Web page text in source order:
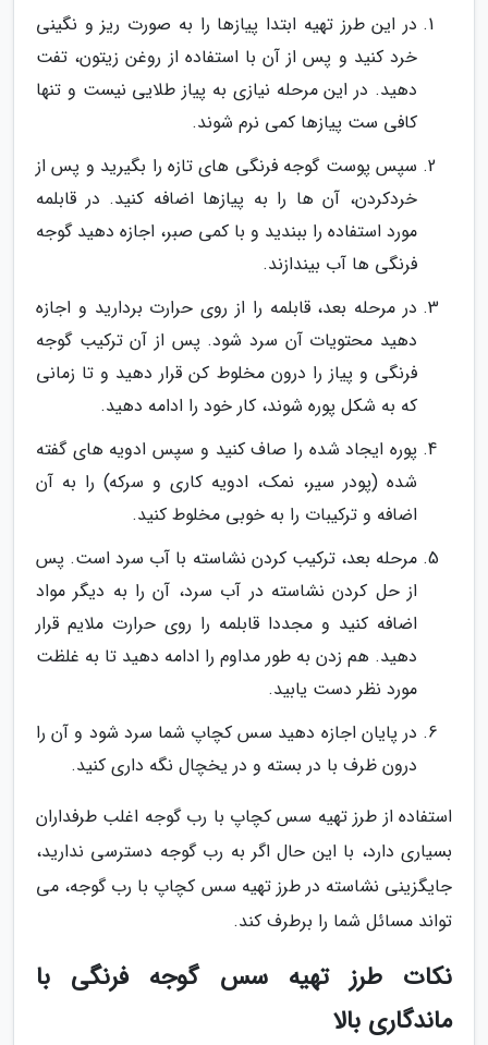
در این طرز تهیه ابتدا پیازها را به صورت ریز و نگینی
خرد کنید و پس از آن با استفاده از روغن زیتون، تفت
دهید. در این مرحله نیازی به پیاز طلایی نیست و تنها
کافی ست پیازها کمی نرم شوند.
سپس پوست گوجه فرنگی های تازه را بگیرید و پس از
خردکردن، آن ها را به پیازها اضافه کنید. در قابلمه
مورد استفاده را ببندید و با کمی صبر، اجازه دهید گوجه
فرنگی ها آب بیندازند.
در مرحله بعد، قابلمه را از روی حرارت بردارید و اجازه
دهید محتویات آن سرد شود. پس از آن ترکیب گوجه
فرنگی و پیاز را درون مخلوط کن قرار دهید و تا زمانی
که به شکل پوره شوند، کار خود را ادامه دهید.
پوره ایجاد شده را صاف کنید و سپس ادویه های گفته
شده (پودر سیر، نمک، ادویه کاری و سرکه) را به آن
اضافه و ترکیبات را به خوبی مخلوط کنید.
مرحله بعد، ترکیب کردن نشاسته با آب سرد است. پس
از حل کردن نشاسته در آب سرد، آن را به دیگر مواد
اضافه کنید و مجددا قابلمه را روی حرارت ملایم قرار
دهید. هم زدن به طور مداوم را ادامه دهید تا به غلظت
مورد نظر دست یابید.
در پایان اجازه دهید سس کچاپ شما سرد شود و آن را
درون ظرف با در بسته و در یخچال نگه داری کنید.
استفاده از طرز تهیه سس کچاپ با رب گوجه اغلب طرفداران
بسیاری دارد، با این حال اگر به رب گوجه دسترسی ندارید،
جایگزینی نشاسته در طرز تهیه سس کچاپ با رب گوجه، می
تواند مسائل شما را برطرف کند.
نکات طرز تهیه سس گوجه فرنگی با
ماندگاری بالا